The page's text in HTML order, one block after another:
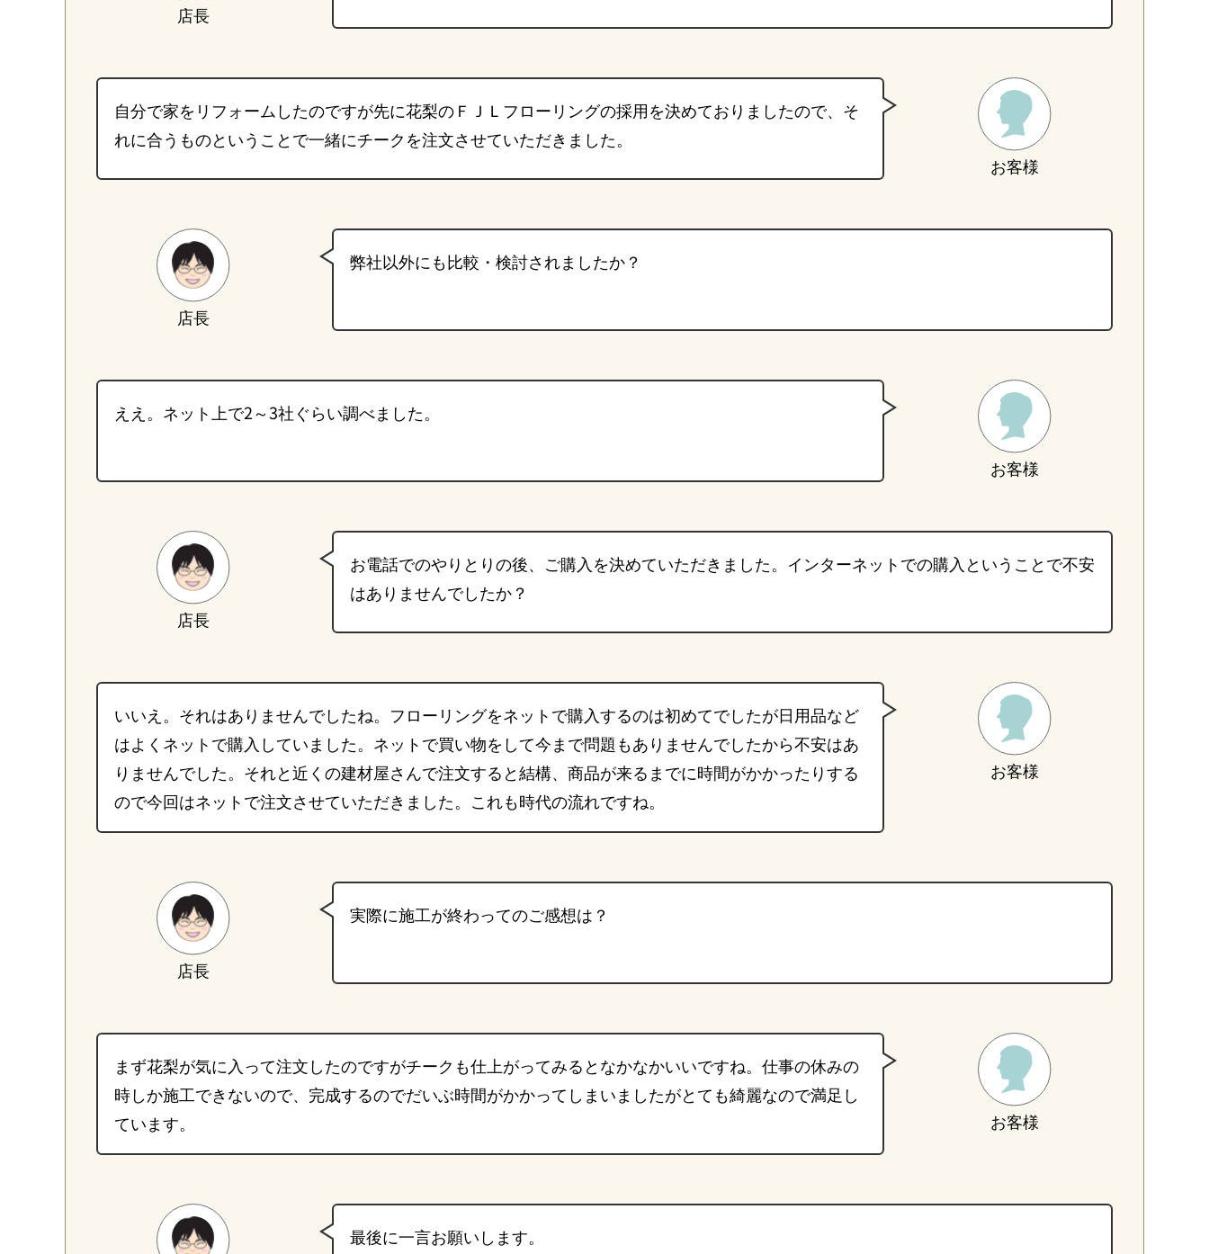
店長
お客様
自分で家をリフォームしたのですが先に花梨のＦＪＬフローリングの採用を決めておりましたので、そ
れに合うものということで一緒にチークを注文させていただきました。
店長
弊社以外にも比較・検討されましたか？
お客様
ええ。ネット上で2～3社ぐらい調べました。
店長
お電話でのやりとりの後、ご購入を決めていただきました。インターネットでの購入ということで不安
はありませんでしたか？
お客様
いいえ。それはありませんでしたね。フローリングをネットで購入するのは初めてでしたが日用品など
はよくネットで購入していました。ネットで買い物をして今まで問題もありませんでしたから不安はあ
りませんでした。それと近くの建材屋さんで注文すると結構、商品が来るまでに時間がかかったりする
ので今回はネットで注文させていただきました。これも時代の流れですね。
店長
実際に施工が終わってのご感想は？
お客様
まず花梨が気に入って注文したのですがチークも仕上がってみるとなかなかいいですね。仕事の休みの
時しか施工できないので、完成するのでだいぶ時間がかかってしまいましたがとても綺麗なので満足し
ています。
最後に一言お願いします。